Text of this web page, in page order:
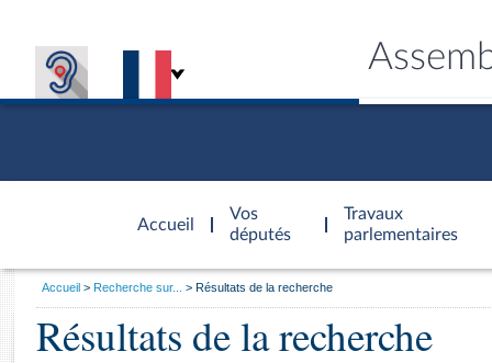
Accueil
d'accueil
Vos
députés
Travaux
parlementaires
Général
Vous
Accueil Recherche sur... Résultats de la recherche
Résultats de la recherche